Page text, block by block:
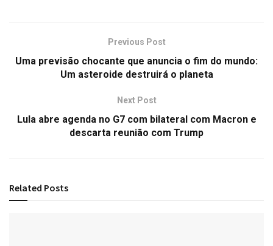
Previous Post
Uma previsão chocante que anuncia o fim do mundo:
Um asteroide destruirá o planeta
Next Post
Lula abre agenda no G7 com bilateral com Macron e
descarta reunião com Trump
Related Posts